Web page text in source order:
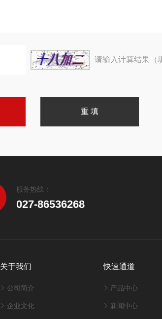
请输入计算结果（
服务热线：
027-86536268
关于我们
公司简介
企业文化
快速通道
产品中心
新闻中心